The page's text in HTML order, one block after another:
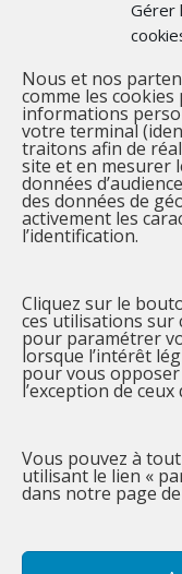
Gérer
Nous et nos
comme les
informations
votre terminal
traitons afin de
site et en mesurer
données
des données de
activement les
l’identification.
Cliquez sur le
ces utilisations sur
pour paramétrer
lorsque l’intérêt
pour vous
l’exception de
Vous pouvez à
utilisant le lien «
dans notre page
Articles
Vœux 2025
Vœux 2024 !
COMMUNIQUÉ